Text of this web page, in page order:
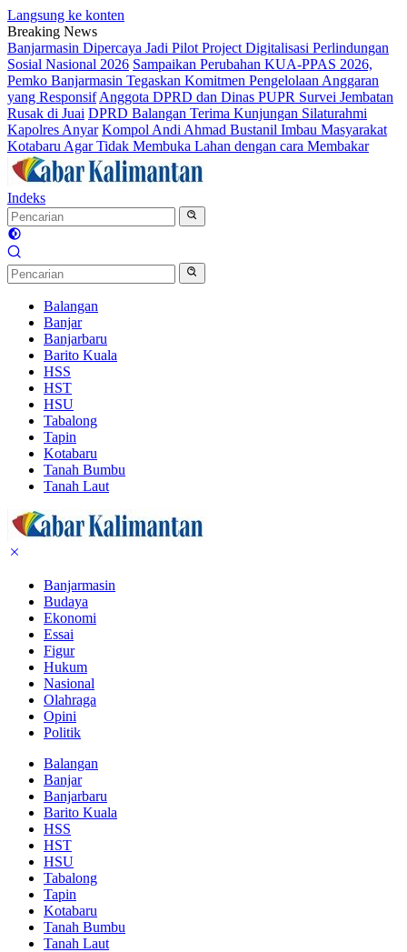
Langsung ke konten
Breaking News
Banjarmasin Dipercaya Jadi Pilot Project Digitalisasi Perlindungan
Sosial Nasional 2026 Sampaikan Perubahan KUA-PPAS 2026,
Pemko Banjarmasin Tegaskan Komitmen Pengelolaan Anggaran
yang Responsif Anggota DPRD dan Dinas PUPR Survei Jembatan
Rusak di Juai DPRD Balangan Terima Kunjungan Silaturahmi
Kapolres Anyar Kompol Andi Ahmad Bustanil Imbau Masyarakat
Kotabaru Agar Tidak Membuka Lahan dengan cara Membakar
Indeks
Balangan
Banjar
Banjarbaru
Barito Kuala
HSS
HST
HSU
Tabalong
Tapin
Kotabaru
Tanah Bumbu
Tanah Laut
Banjarmasin
Budaya
Ekonomi
Essai
Figur
Hukum
Nasional
Olahraga
Opini
Politik
Balangan
Banjar
Banjarbaru
Barito Kuala
HSS
HST
HSU
Tabalong
Tapin
Kotabaru
Tanah Bumbu
Tanah Laut